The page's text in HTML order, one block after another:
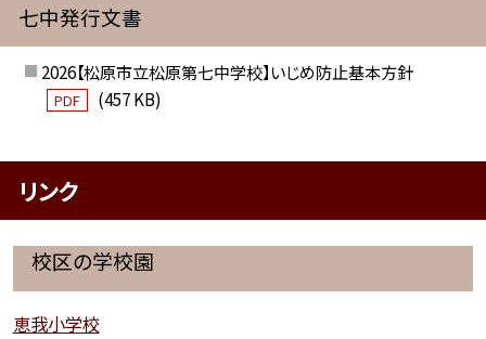
七中発行文書
2026【松原市立松原第七中学校】いじめ防止基本方針
PDF (457 KB)
リンク
校区の学校園
恵我小学校